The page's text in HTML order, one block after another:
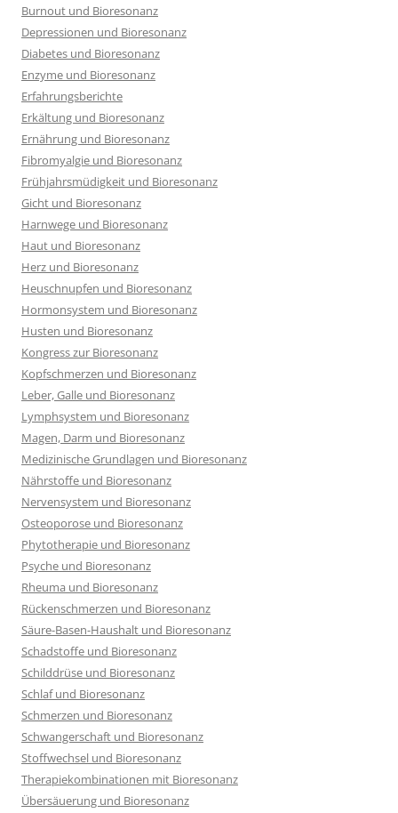
Burnout und Bioresonanz
Depressionen und Bioresonanz
Diabetes und Bioresonanz
Enzyme und Bioresonanz
Erfahrungsberichte
Erkältung und Bioresonanz
Ernährung und Bioresonanz
Fibromyalgie und Bioresonanz
Frühjahrsmüdigkeit und Bioresonanz
Gicht und Bioresonanz
Harnwege und Bioresonanz
Haut und Bioresonanz
Herz und Bioresonanz
Heuschnupfen und Bioresonanz
Hormonsystem und Bioresonanz
Husten und Bioresonanz
Kongress zur Bioresonanz
Kopfschmerzen und Bioresonanz
Leber, Galle und Bioresonanz
Lymphsystem und Bioresonanz
Magen, Darm und Bioresonanz
Medizinische Grundlagen und Bioresonanz
Nährstoffe und Bioresonanz
Nervensystem und Bioresonanz
Osteoporose und Bioresonanz
Phytotherapie und Bioresonanz
Psyche und Bioresonanz
Rheuma und Bioresonanz
Rückenschmerzen und Bioresonanz
Säure-Basen-Haushalt und Bioresonanz
Schadstoffe und Bioresonanz
Schilddrüse und Bioresonanz
Schlaf und Bioresonanz
Schmerzen und Bioresonanz
Schwangerschaft und Bioresonanz
Stoffwechsel und Bioresonanz
Therapiekombinationen mit Bioresonanz
Übersäuerung und Bioresonanz